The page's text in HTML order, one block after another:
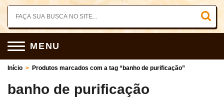
MENU
Início > Produtos marcados com a tag “banho de purificação”
banho de purificação